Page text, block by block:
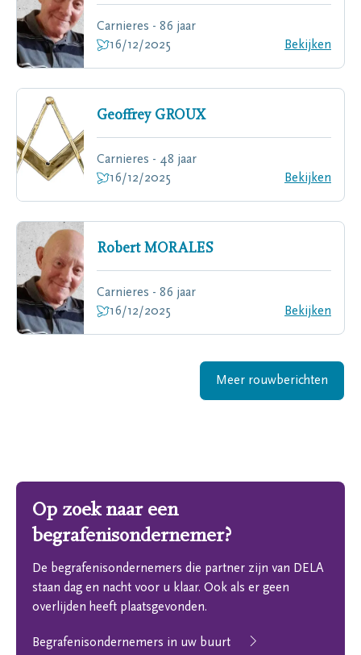
Carnieres - 86 jaar
16/12/2025
Bekijken
Geoffrey GROUX
Carnieres - 48 jaar
16/12/2025
Bekijken
Robert MORALES
Carnieres - 86 jaar
16/12/2025
Bekijken
Meer rouwberichten
Op zoek naar een
begrafenisondernemer?
De begrafenisondernemers die partner zijn van DELA
staan dag en nacht voor u klaar. Ook als er geen
overlijden heeft plaatsgevonden.
Begrafenisondernemers in uw buurt